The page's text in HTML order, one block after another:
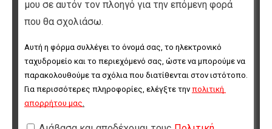
μου σε αυτόν τον πλοηγό για την επόμενη φορά
που θα σχολιάσω.
Αυτή η φόρμα συλλέγει το όνομά σας, το ηλεκτρονικό
ταχυδρομείο και το περιεχόμενό σας, ώστε να μπορούμε να
παρακολουθούμε τα σχόλια που διατίθενται στον ιστότοπο.
Για περισσότερες πληροφορίες, ελέγξτε την πολιτική
απορρήτου μας.